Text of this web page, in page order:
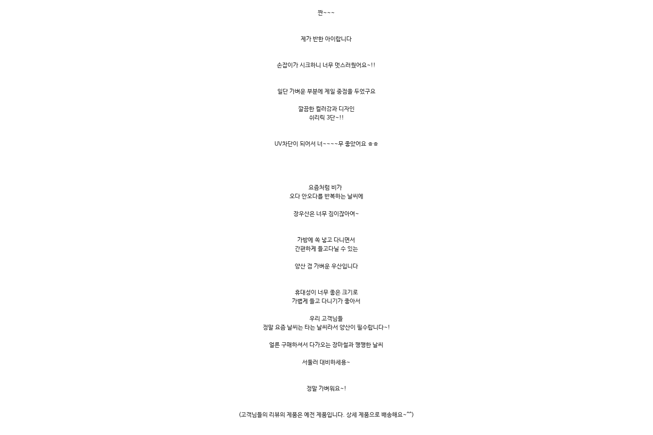
짠~~~
제가 반한 아이랍니다
손잡이가 시크하니 너무 멋스러웠어요~!!
일단 가벼운 부분에 제일 중점을 두었구요
깔끔한 컬러감과 디자인
쉬리릭 3단~!!
UV차단이 되어서 너~~~~무 좋았어요 ㅎㅎ
요즘처럼 비가
오다 안오다를 반복하는 날씨에
장우산은 너무 짐이잖아여~
가방에 쏙 넣고 다니면서
간편하게 들고다닐 수 있는
양산 겸 가벼운 우산입니다
휴대성이 너무 좋은 크기로
가볍게 들고 다니기가 좋아서
우리 고객님들
정말 요즘 날씨는 타는 날씨라서 양산이 필수랍니다~!
얼른 구매하셔서 다가오는 장마철과 쨍쨍한 날씨
서둘러 대비하세용~
정말 가벼워요~!
(고객님들의 리뷰의 제품은 예전 제품입니다. 상세 제품으로 배송해요~^^)